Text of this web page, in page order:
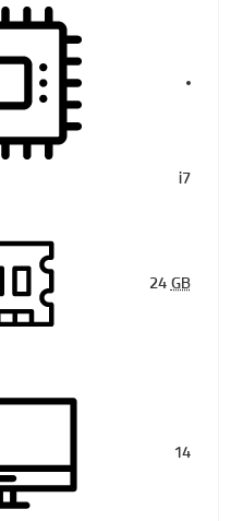
i7
24GB
14